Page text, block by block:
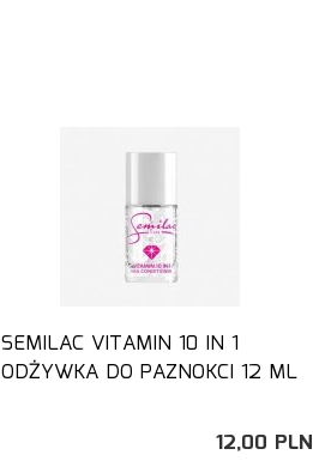
SEMILAC VITAMIN 10 IN 1
ODŻYWKA DO PAZNOKCI 12 ML
12,00 PLN